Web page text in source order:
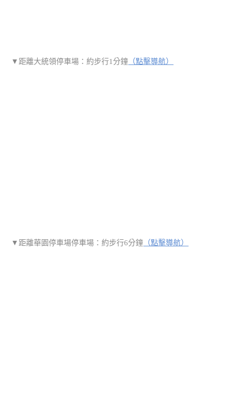
▼距離大統領停車場：約步行1分鐘 （點擊導航）
▼距離華園停車場停車場：約步行6分鐘 （點擊導航）